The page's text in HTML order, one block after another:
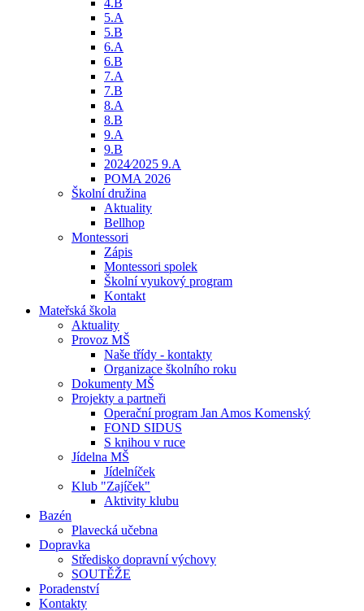
4.B
5.A
5.B
6.A
6.B
7.A
7.B
8.A
8.B
9.A
9.B
2024⁄2025 9.A
POMA 2026
Školní družina
Aktuality
Bellhop
Montessori
Zápis
Montessori spolek
Školní vyukový program
Kontakt
Mateřská škola
Aktuality
Provoz MŠ
Naše třídy - kontakty
Organizace školního roku
Dokumenty MŠ
Projekty a partneři
Operační program Jan Amos Komenský
FOND SIDUS
S knihou v ruce
Jídelna MŠ
Jídelníček
Klub "Zajíček"
Aktivity klubu
Bazén
Plavecká učebna
Dopravka
Středisko dopravní výchovy
SOUTĚŽE
Poradenství
Kontakty